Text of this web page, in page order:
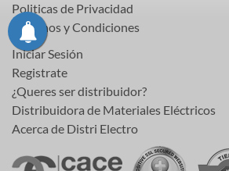
Politicas de Privacidad
Terminos y Condiciones
Iniciar Sesión
Registrate
¿Queres ser distribuidor?
Distribuidora de Materiales Eléctricos
Acerca de Distri Electro